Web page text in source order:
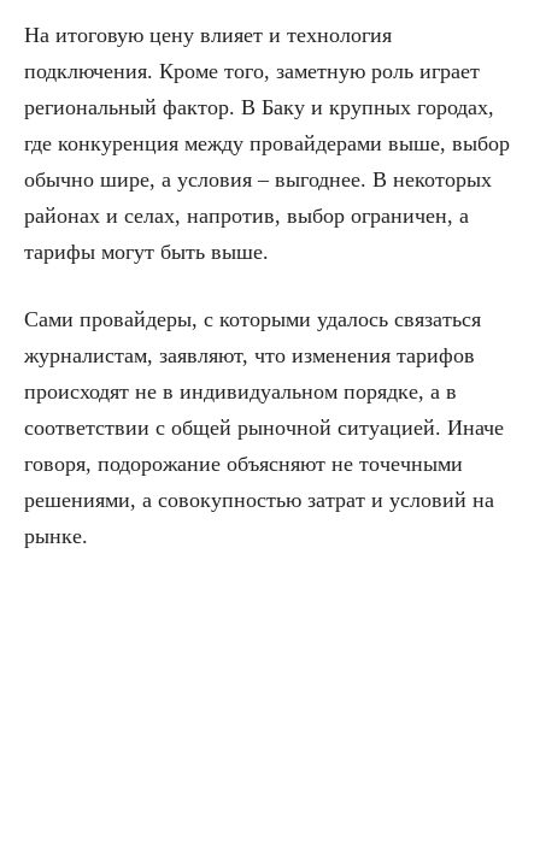
На итоговую цену влияет и технология
подключения. Кроме того, заметную роль играет
региональный фактор. В Баку и крупных городах,
где конкуренция между провайдерами выше, выбор
обычно шире, а условия – выгоднее. В некоторых
районах и селах, напротив, выбор ограничен, а
тарифы могут быть выше.
Сами провайдеры, с которыми удалось связаться
журналистам, заявляют, что изменения тарифов
происходят не в индивидуальном порядке, а в
соответствии с общей рыночной ситуацией. Иначе
говоря, подорожание объясняют не точечными
решениями, а совокупностью затрат и условий на
рынке.